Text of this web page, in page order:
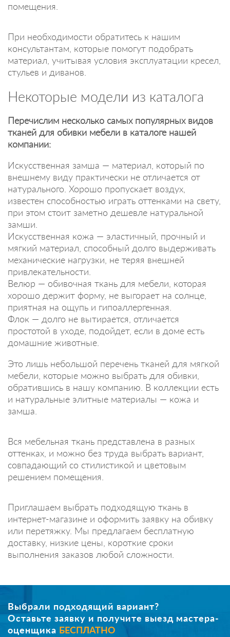
помещения.
При необходимости обратитесь к нашим
консультантам, которые помогут подобрать
материал, учитывая условия эксплуатации кресел,
стульев и диванов.
Некоторые модели из каталога
Перечислим несколько самых популярных видов
тканей для обивки мебели в каталоге нашей
компании:
Искусственная замша — материал, который по
внешнему виду практически не отличается от
натурального. Хорошо пропускает воздух,
известен способностью играть оттенками на свету,
при этом стоит заметно дешевле натуральной
замши.
Искусственная кожа — эластичный, прочный и
мягкий материал, способный долго выдерживать
механические нагрузки, не теряя внешней
привлекательности.
Велюр — обивочная ткань для мебели, которая
хорошо держит форму, не выгорает на солнце,
приятная на ощупь и гипоаллергенная.
Флок — долго не вытирается, отличается
простотой в уходе, подойдет, если в доме есть
домашние животные.
Это лишь небольшой перечень тканей для мягкой
мебели, которые можно выбрать для обивки,
обратившись в нашу компанию. В коллекции есть
и натуральные элитные материалы — кожа и
замша.
Вся мебельная ткань представлена в разных
оттенках, и можно без труда выбрать вариант,
совпадающий со стилистикой и цветовым
решением помещения.
Приглашаем выбрать подходящую ткань в
интернет-магазине и оформить заявку на обивку
или перетяжку. Мы предлагаем бесплатную
доставку, низкие цены, короткие сроки
выполнения заказов любой сложности.
Выбрали подходящий вариант?
Оставьте заявку и получите выезд мастера-
оценщика БЕСПЛАТНО